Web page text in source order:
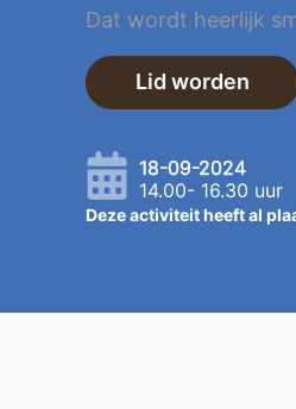
Dat wordt heerlijk
Lid worden
18-09-2024
14.00- 16.30 uur